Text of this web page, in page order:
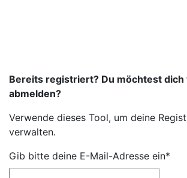
Bereits registriert? Du möchtest
abmelden?
Verwende dieses Tool, um deine
verwalten.
Gib bitte deine E-Mail-Adresse ein*